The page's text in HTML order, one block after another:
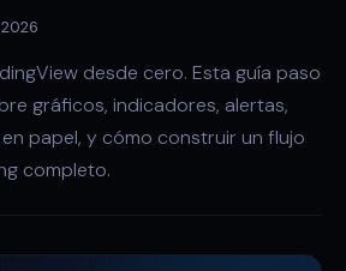
desde cero. Esta guía paso
gráficos, indicadores, alertas,
papel, y cómo construir un flujo
completo.